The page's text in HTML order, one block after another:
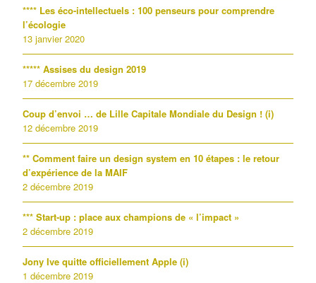
**** Les éco-intellectuels : 100 penseurs pour comprendre
l’écologie
13 janvier 2020
***** Assises du design 2019
17 décembre 2019
Coup d’envoi … de Lille Capitale Mondiale du Design ! (i)
12 décembre 2019
** Comment faire un design system en 10 étapes : le retour
d’expérience de la MAIF
2 décembre 2019
*** Start-up : place aux champions de « l’impact »
2 décembre 2019
Jony Ive quitte officiellement Apple (i)
1 décembre 2019